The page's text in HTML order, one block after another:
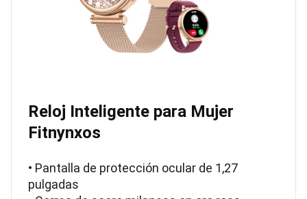
Reloj Inteligente para Mujer
Fitnynxos
• Pantalla de protección ocular de 1,27
pulgadas